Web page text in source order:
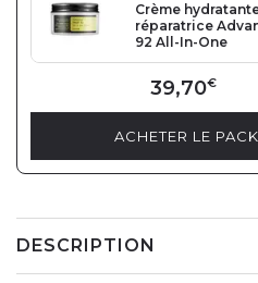
Crème
réparatrice
92 All-In-One
39,70€
ACHETER LE PACK
DESCRIPTION